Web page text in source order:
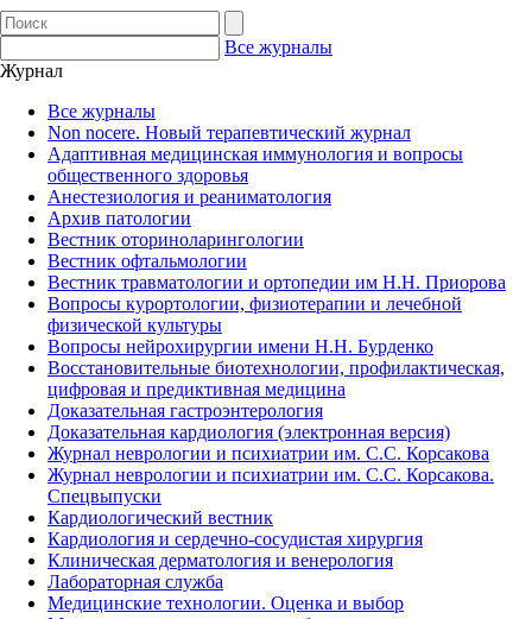
Все журналы
Журнал
Все журналы
Non nocere. Новый терапевтический журнал
Адаптивная медицинская иммунология и вопросы
общественного здоровья
Анестезиология и реаниматология
Архив патологии
Вестник оториноларингологии
Вестник офтальмологии
Вестник травматологии и ортопедии им Н.Н. Приорова
Вопросы курортологии, физиотерапии и лечебной
физической культуры
Вопросы нейрохирургии имени Н.Н. Бурденко
Восстановительные биотехнологии, профилактическая,
цифровая и предиктивная медицина
Доказательная гастроэнтерология
Доказательная кардиология (электронная версия)
Журнал неврологии и психиатрии им. С.С. Корсакова
Журнал неврологии и психиатрии им. С.С. Корсакова.
Спецвыпуски
Кардиологический вестник
Кардиология и сердечно-сосудистая хирургия
Клиническая дерматология и венерология
Лабораторная служба
Медицинские технологии. Оценка и выбор